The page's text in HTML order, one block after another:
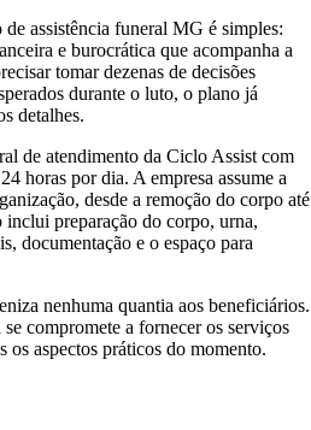
assistência funeral MG é simples:
e burocrática que acompanha a
tomar dezenas de decisões
durante o luto, o plano já
detalhes.
de atendimento da Ciclo Assist com
horas por dia. A empresa assume a
desde a remoção do corpo até
inclui preparação do corpo, urna,
documentação e o espaço para
nenhuma quantia aos beneficiários.
compromete a fornecer os serviços
os aspectos práticos do momento.